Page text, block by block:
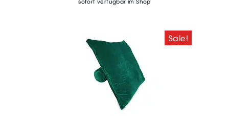
sofort verfügbar im Shop
Sale!